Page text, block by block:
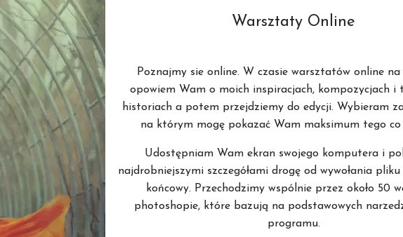
Warsztaty Online
Poznajmy sie online. W czasie warsztatów online
opowiem Wam o moich inspiracjach, kompozycjach i
historiach a potem przejdziemy do edycji. Wybieram
na którym mogę pokazać Wam maksimum tego
Udostępniam Wam ekran swojego komputera i
najdrobniejszymi szczegółami drogę od wywołania
końcowy. Przechodzimy wspólnie przez około 50
photoshopie, które bazują na podstawowych
programu.